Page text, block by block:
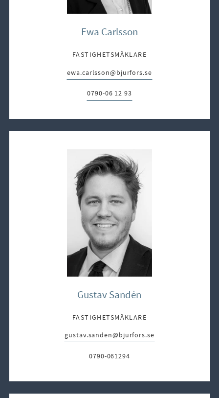
Ewa Carlsson
FASTIGHETSMÄKLARE
E-post:
ewa.carlsson@bjurfors.se
Telefon:
0790-06 12 93
Gustav Sandén
FASTIGHETSMÄKLARE
E-post:
gustav.sanden@bjurfors.se
Telefon:
0790-061294